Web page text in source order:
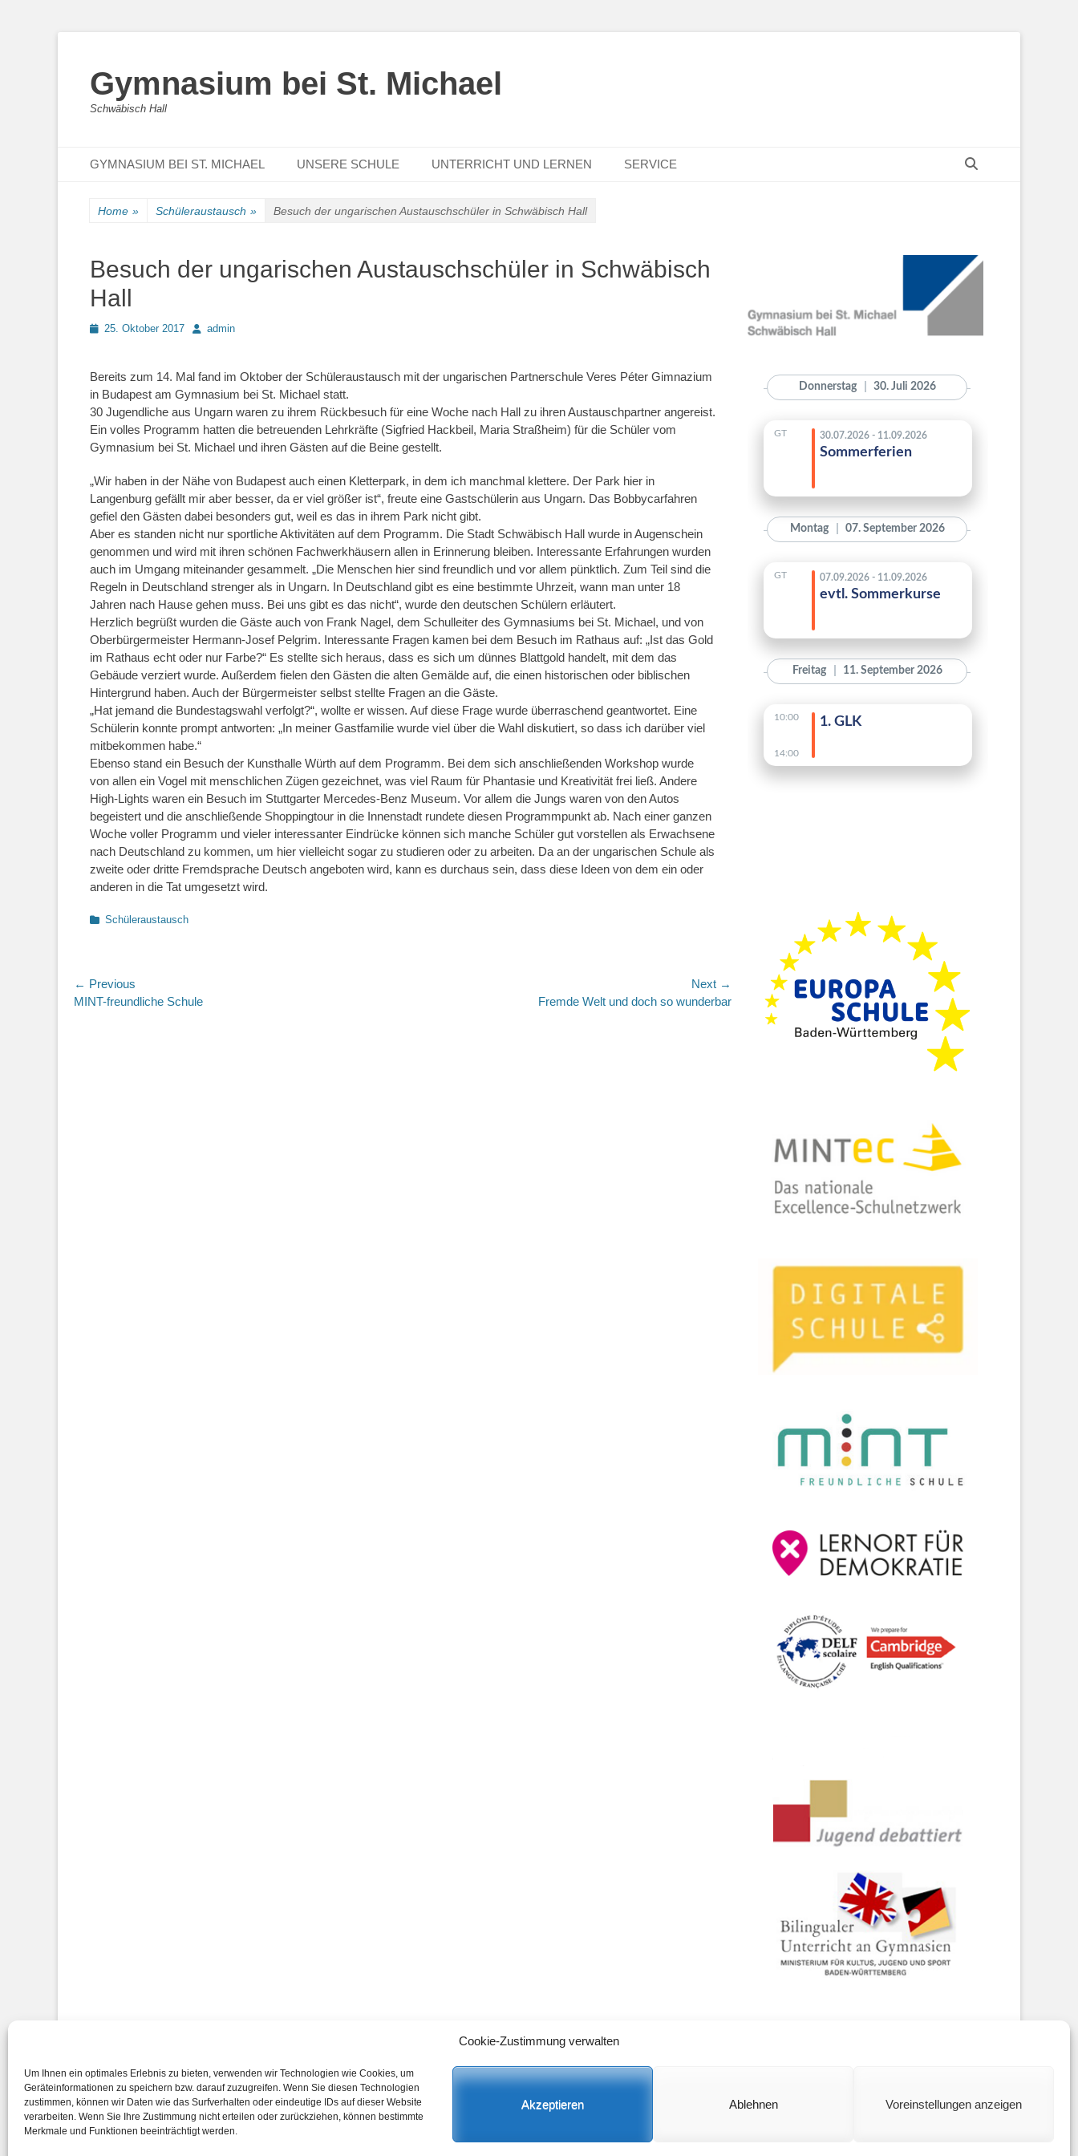
Cookie-Zustimmung verwalten
Um Ihnen ein optimales Erlebnis zu bieten, verwenden wir Technologien wie Cookies, um
Geräteinformationen zu speichern bzw. darauf zuzugreifen. Wenn Sie diesen Technologien
zustimmen, können wir Daten wie das Surfverhalten oder eindeutige IDs auf dieser Website
verarbeiten. Wenn Sie Ihre Zustimmung nicht erteilen oder zurückziehen, können bestimmte
Merkmale und Funktionen beeinträchtigt werden.
Akzeptieren Ablehnen Voreinstellungen anzeigen
Gymnasium bei St. Michael
Schwäbisch Hall
Primary Menu
GYMNASIUM BEI ST. MICHAEL UNSERE SCHULE UNTERRICHT UND LERNEN SERVICE
Home » Schüleraustausch » Besuch der ungarischen Austauschschüler in Schwäbisch Hall
Besuch der ungarischen Austauschschüler in Schwäbisch
Hall
Posted25. Oktober 2017 Authoradmin
Bereits zum 14. Mal fand im Oktober der Schüleraustausch mit der ungarischen Partnerschule Veres Péter Gimnazium
in Budapest am Gymnasium bei St. Michael statt.
30 Jugendliche aus Ungarn waren zu ihrem Rückbesuch für eine Woche nach Hall zu ihren Austauschpartner angereist.
Ein volles Programm hatten die betreuenden Lehrkräfte (Sigfried Hackbeil, Maria Straßheim) für die Schüler vom
Gymnasium bei St. Michael und ihren Gästen auf die Beine gestellt.
„Wir haben in der Nähe von Budapest auch einen Kletterpark, in dem ich manchmal klettere. Der Park hier in
Langenburg gefällt mir aber besser, da er viel größer ist“, freute eine Gastschülerin aus Ungarn. Das Bobbycarfahren
gefiel den Gästen dabei besonders gut, weil es das in ihrem Park nicht gibt.
Aber es standen nicht nur sportliche Aktivitäten auf dem Programm. Die Stadt Schwäbisch Hall wurde in Augenschein
genommen und wird mit ihren schönen Fachwerkhäusern allen in Erinnerung bleiben. Interessante Erfahrungen wurden
auch im Umgang miteinander gesammelt. „Die Menschen hier sind freundlich und vor allem pünktlich. Zum Teil sind die
Regeln in Deutschland strenger als in Ungarn. In Deutschland gibt es eine bestimmte Uhrzeit, wann man unter 18
Jahren nach Hause gehen muss. Bei uns gibt es das nicht“, wurde den deutschen Schülern erläutert.
Herzlich begrüßt wurden die Gäste auch von Frank Nagel, dem Schulleiter des Gymnasiums bei St. Michael, und von
Oberbürgermeister Hermann-Josef Pelgrim. Interessante Fragen kamen bei dem Besuch im Rathaus auf: „Ist das Gold
im Rathaus echt oder nur Farbe?“ Es stellte sich heraus, dass es sich um dünnes Blattgold handelt, mit dem das
Gebäude verziert wurde. Außerdem fielen den Gästen die alten Gemälde auf, die einen historischen oder biblischen
Hintergrund haben. Auch der Bürgermeister selbst stellte Fragen an die Gäste.
„Hat jemand die Bundestagswahl verfolgt?“, wollte er wissen. Auf diese Frage wurde überraschend geantwortet. Eine
Schülerin konnte prompt antworten: „In meiner Gastfamilie wurde viel über die Wahl diskutiert, so dass ich darüber viel
mitbekommen habe.“
Ebenso stand ein Besuch der Kunsthalle Würth auf dem Programm. Bei dem sich anschließenden Workshop wurde
von allen ein Vogel mit menschlichen Zügen gezeichnet, was viel Raum für Phantasie und Kreativität frei ließ. Andere
High-Lights waren ein Besuch im Stuttgarter Mercedes-Benz Museum. Vor allem die Jungs waren von den Autos
begeistert und die anschließende Shoppingtour in die Innenstadt rundete diesen Programmpunkt ab. Nach einer ganzen
Woche voller Programm und vieler interessanter Eindrücke können sich manche Schüler gut vorstellen als Erwachsene
nach Deutschland zu kommen, um hier vielleicht sogar zu studieren oder zu arbeiten. Da an der ungarischen Schule als
zweite oder dritte Fremdsprache Deutsch angeboten wird, kann es durchaus sein, dass diese Ideen von dem ein oder
anderen in die Tat umgesetzt wird.
Categories
Schüleraustausch
Beitragsnavigation
← Previous
Previous
MINT-freundliche Schule
Next →
Fremde Welt und doch so wunderbar
Impressum Datenschutz
Copyright © 2026Gymnasium bei St. Michael Datenschutz